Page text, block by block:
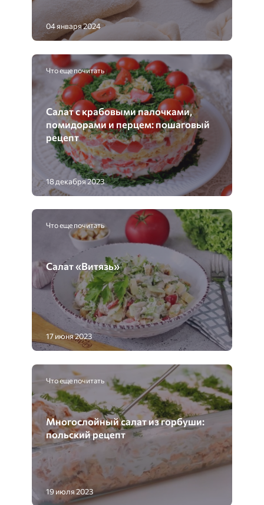
04 января 2024
Что еще почитать
Салат с крабовыми палочками,
помидорами и перцем: пошаговый
рецепт
18 декабря 2023
Что еще почитать
Салат «Витязь»
17 июня 2023
Что еще почитать
Многослойный салат из горбуши:
польский рецепт
19 июля 2023